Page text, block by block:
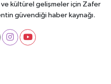
kültürel gelişmeler için Zafer
güvendiği haber kaynağı.